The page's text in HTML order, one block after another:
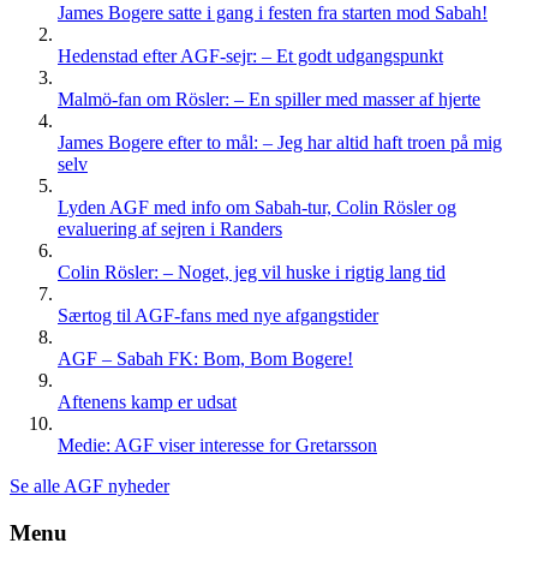
James Bogere satte i gang i festen fra starten mod Sabah!
Hedenstad efter AGF-sejr: – Et godt udgangspunkt
Malmö-fan om Rösler: – En spiller med masser af hjerte
James Bogere efter to mål: – Jeg har altid haft troen på mig
selv
Lyden AGF med info om Sabah-tur, Colin Rösler og
evaluering af sejren i Randers
Colin Rösler: – Noget, jeg vil huske i rigtig lang tid
Særtog til AGF-fans med nye afgangstider
AGF – Sabah FK: Bom, Bom Bogere!
Aftenens kamp er udsat
Medie: AGF viser interesse for Gretarsson
Se alle AGF nyheder
Menu